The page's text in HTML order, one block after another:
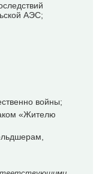
АЭС;
войны;
«Жителю